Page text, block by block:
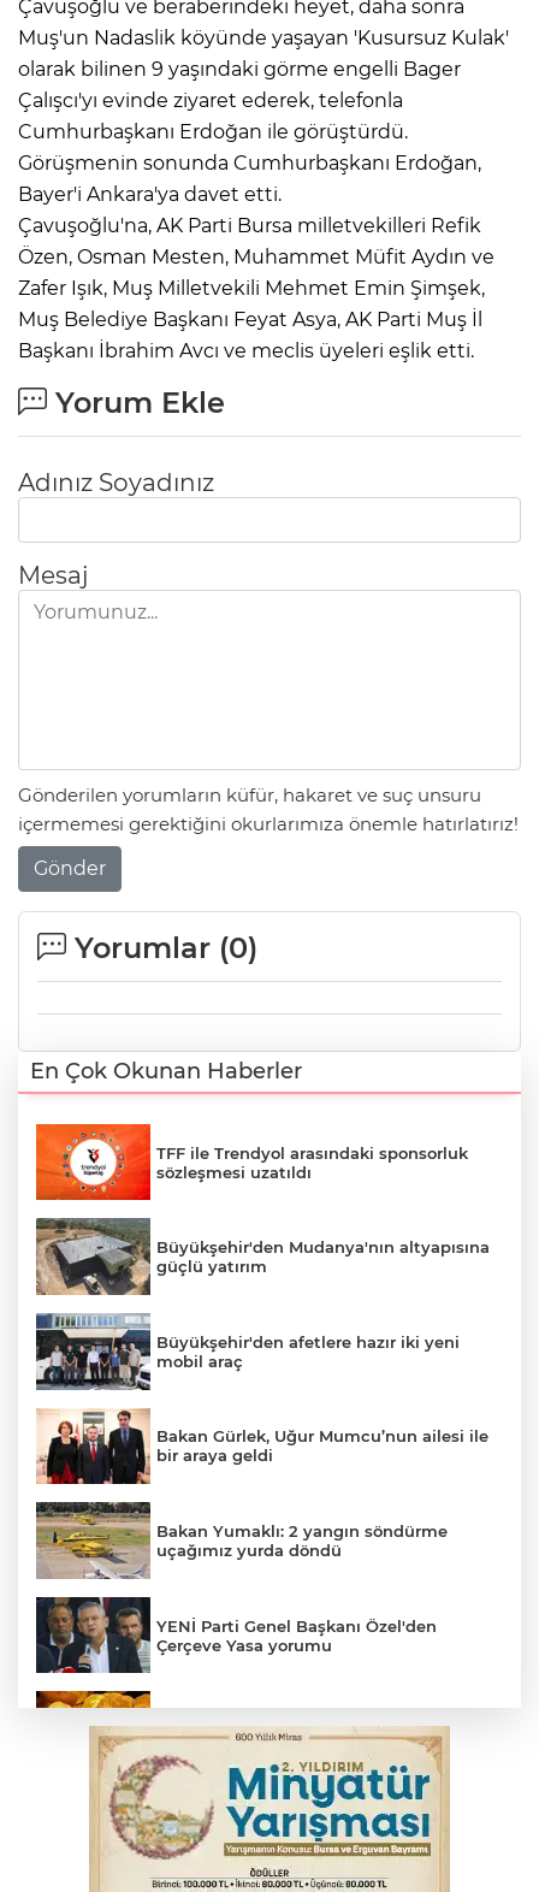
Çavuşoğlu ve beraberindeki heyet, daha sonra
Muş'un Nadaslik köyünde yaşayan 'Kusursuz Kulak'
olarak bilinen 9 yaşındaki görme engelli Bager
Çalışcı'yı evinde ziyaret ederek, telefonla
Cumhurbaşkanı Erdoğan ile görüştürdü.
Görüşmenin sonunda Cumhurbaşkanı Erdoğan,
Bayer'i Ankara'ya davet etti.
Çavuşoğlu'na, AK Parti Bursa milletvekilleri Refik
Özen, Osman Mesten, Muhammet Müfit Aydın ve
Zafer Işık, Muş Milletvekili Mehmet Emin Şimşek,
Muş Belediye Başkanı Feyat Asya, AK Parti Muş İl
Başkanı İbrahim Avcı ve meclis üyeleri eşlik etti.
Yorum Ekle
Adınız Soyadınız
Mesaj
Gönderilen yorumların küfür, hakaret ve suç unsuru
içermemesi gerektiğini okurlarımıza önemle hatırlatırız!
Gönder
Yorumlar (0)
En Çok Okunan Haberler
TFF ile Trendyol arasındaki sponsorluk
sözleşmesi uzatıldı
Büyükşehir'den Mudanya'nın altyapısına
güçlü yatırım
Büyükşehir'den afetlere hazır iki yeni
mobil araç
Bakan Gürlek, Uğur Mumcu’nun ailesi ile
bir araya geldi
Bakan Yumaklı: 2 yangın söndürme
uçağımız yurda döndü
YENİ Parti Genel Başkanı Özel'den
Çerçeve Yasa yorumu
Serbest piyasada altın fiyatları...
MSB: YAŞ kararları devletimize ve
milletimize hayırlı olsun